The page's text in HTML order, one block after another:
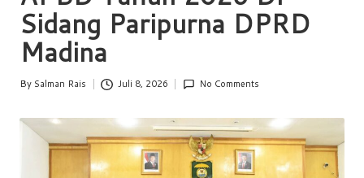
e
w
s
Sidang Paripurna DPRD
Madina
Posted
By Salman Rais Juli 8, 2026 No Comments